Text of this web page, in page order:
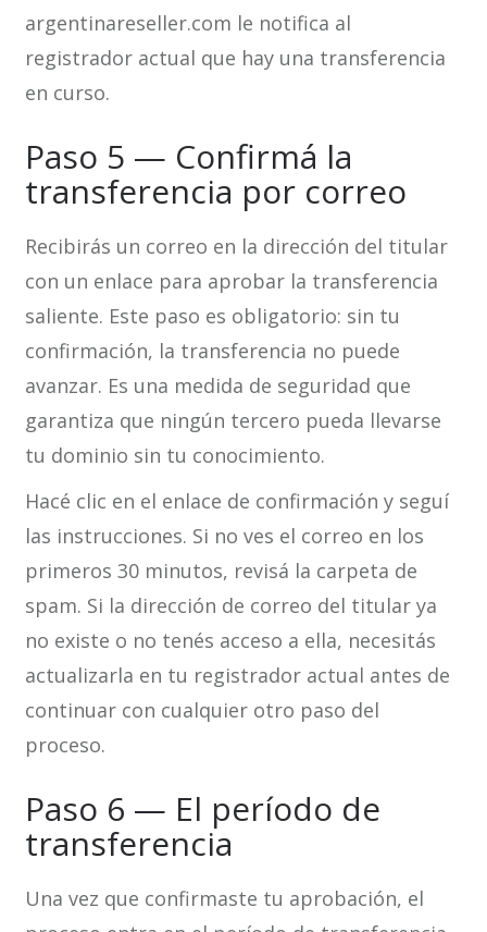
argentinareseller.com le notifica al
registrador actual que hay una transferencia
en curso.
Paso 5 — Confirmá la
transferencia por correo
Recibirás un correo en la dirección del titular
con un enlace para aprobar la transferencia
saliente. Este paso es obligatorio: sin tu
confirmación, la transferencia no puede
avanzar. Es una medida de seguridad que
garantiza que ningún tercero pueda llevarse
tu dominio sin tu conocimiento.
Hacé clic en el enlace de confirmación y seguí
las instrucciones. Si no ves el correo en los
primeros 30 minutos, revisá la carpeta de
spam. Si la dirección de correo del titular ya
no existe o no tenés acceso a ella, necesitás
actualizarla en tu registrador actual antes de
continuar con cualquier otro paso del
proceso.
Paso 6 — El período de
transferencia
Una vez que confirmaste tu aprobación, el